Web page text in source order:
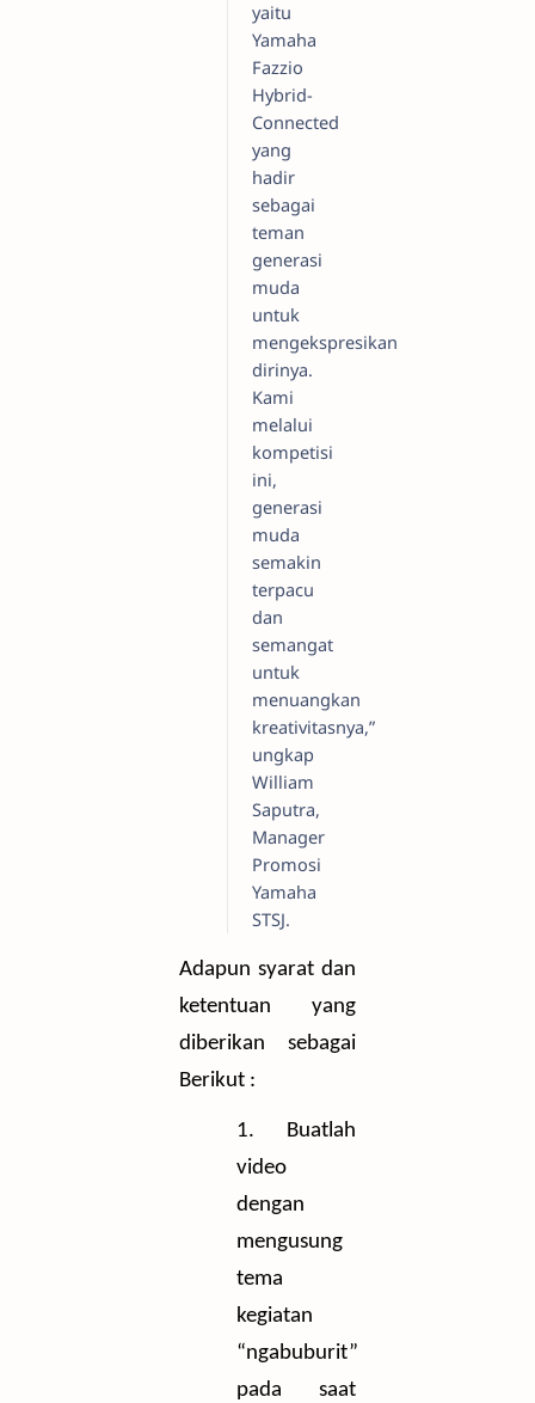
yaitu
Yamaha
Fazzio
Hybrid-
Connected
yang
hadir
sebagai
teman
generasi
muda
untuk
mengekspresikan
dirinya.
Kami
melalui
kompetisi
ini,
generasi
muda
semakin
terpacu
dan
semangat
untuk
menuangkan
kreativitasnya,”
ungkap
William
Saputra,
Manager
Promosi
Yamaha
STSJ.
Adapun syarat dan
ketentuan yang
diberikan sebagai
Berikut :
1.
Buatlah
video
dengan
mengusung
tema
kegiatan
“ngabuburit”
pada saat